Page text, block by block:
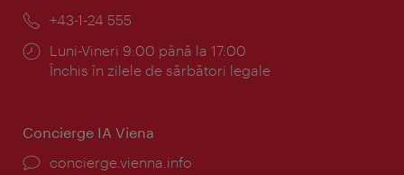
Telefon:
+43-1-24 555
Program:
Luni-Vineri 9:00 până la 17:00
Închis în zilele de sărbători legale
Concierge IA Viena
concierge.vienna.info